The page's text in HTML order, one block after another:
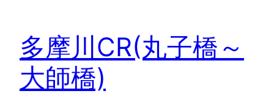
多摩川CR(丸子橋～
大師橋)